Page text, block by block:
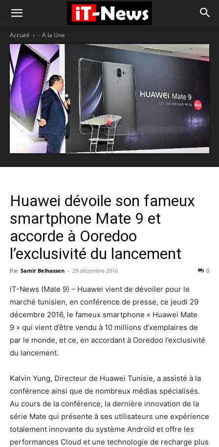
Accueil - A la Une
Huawei dévoile son fameux
smartphone Mate 9 et
accorde à Ooredoo
l’exclusivité du lancement
Par Samir Belhassen - 29 décembre 2016 0
iT-News (Mate 9) – Huawei vient de dévoiler pour le
marché tunisien, en conférence de presse, ce jeudi 29
décembre 2016, le fameux smartphone « Huawei Mate
9 » qui vient d’être vendu à 10 millions d’xemplaires de
par le monde, et ce, en accordant à Ooredoo l’exclusivité
du lancement.
Kalvin Yung, Directeur de Huawei Tunisie, a assisté à la
conférence ainsi que de nombreux médias spécialisés.
Au cours de la conférence, la dernière innovation de la
série Mate qui présente à ses utilisateurs une expérience
totalement innovante du système Androïd et offre les
performances Cloud et une technologie de recharge plus